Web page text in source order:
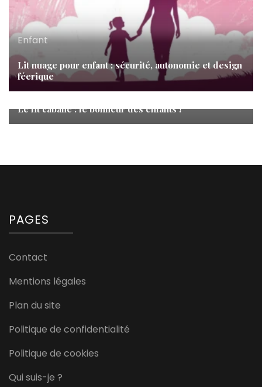
Enfant
Lit nuage pour enfant : sécurité, autonomie et design
féerique
Enfant
Le lit cabane : le bonheur des enfants !
PAGES
Contact
Mentions légales
Plan du site
Politique de confidentialité
Politique de cookies
Qui suis-je ?